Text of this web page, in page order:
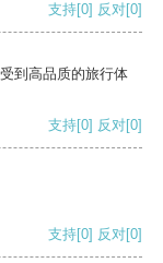
支持[0] 反对[0]
到高品质的旅行体
支持[0] 反对[0]
支持[0] 反对[0]